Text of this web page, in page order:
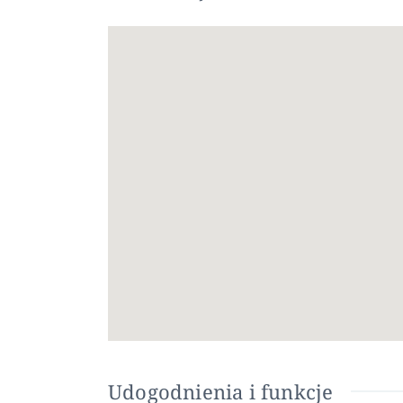
łazienki wyposażone są w szklane kabiny
nowoczesną atmosferę. Te cechy tworzą
Udogodnienia i funkcje